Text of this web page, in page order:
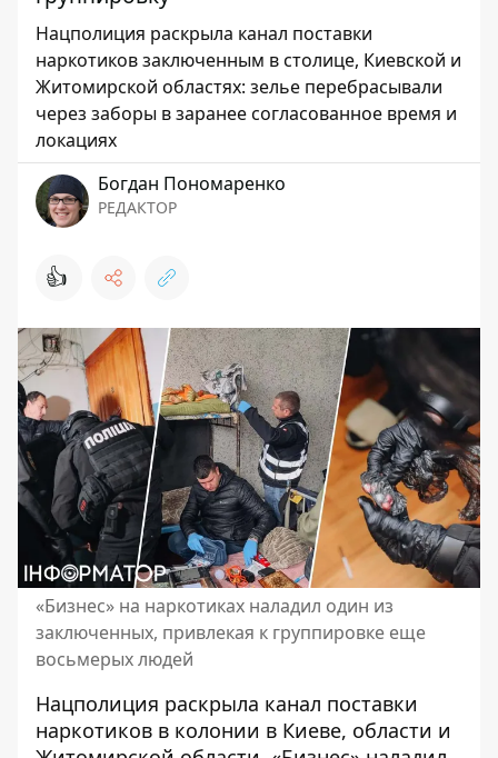
Нацполиция раскрыла канал поставки
наркотиков заключенным в столице, Киевской и
Житомирской областях: зелье перебрасывали
через заборы в заранее согласованное время и
локациях
Богдан Пономаренко
РЕДАКТОР
👍
«Бизнес» на наркотиках наладил один из
заключенных, привлекая к группировке еще
восьмерых людей
Нацполиция раскрыла канал поставки
наркотиков в колонии в Киеве, области и